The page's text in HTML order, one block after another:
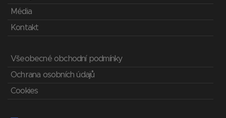
Média
Kontakt
Všeobecné obchodní podmínky
Ochrana osobních údajů
Cookies